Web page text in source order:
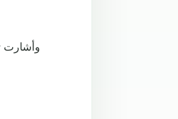
وأشارت